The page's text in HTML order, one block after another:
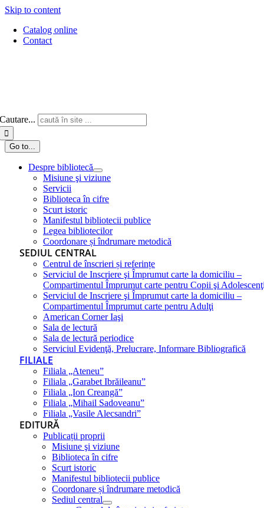
Skip to content
Catalog online
Contact
Cautare...
Go to...
Despre bibliotecă
Misiune şi viziune
Servicii
Biblioteca în cifre
Scurt istoric
Manifestul bibliotecii publice
Legea bibliotecilor
Coordonare și îndrumare metodică
SEDIUL CENTRAL
Centrul de înscrieri și referințe
Serviciul de Inscriere şi Împrumut carte la domiciliu –
Compartimentul Împrumut carte pentru Copii şi
Serviciul de Inscriere şi Împrumut carte la domiciliu –
Compartimentul Împrumut carte pentru Adulţi
American Corner Iaşi
Sala de lectură
Sala de lectură periodice
Serviciul Evidenţă, Prelucrare, Informare Bibliografică
FILIALE
Filiala „Ateneu”
Filiala „Garabet Ibrăileanu”
Filiala „Ion Creangă”
Filiala „Mihail Sadoveanu”
Filiala „Vasile Alecsandri”
EDITURĂ
Publicații proprii
Misiune şi viziune
Biblioteca în cifre
Scurt istoric
Manifestul bibliotecii publice
Coordonare și îndrumare metodică
Sediul central